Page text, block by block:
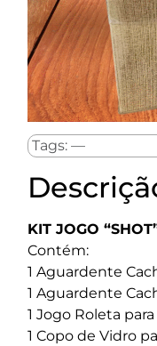
Tags: —
KIT JOGO
Contém:
1 Aguardente
1 Aguardente
1 Jogo Roleta
1 Copo de Vidro